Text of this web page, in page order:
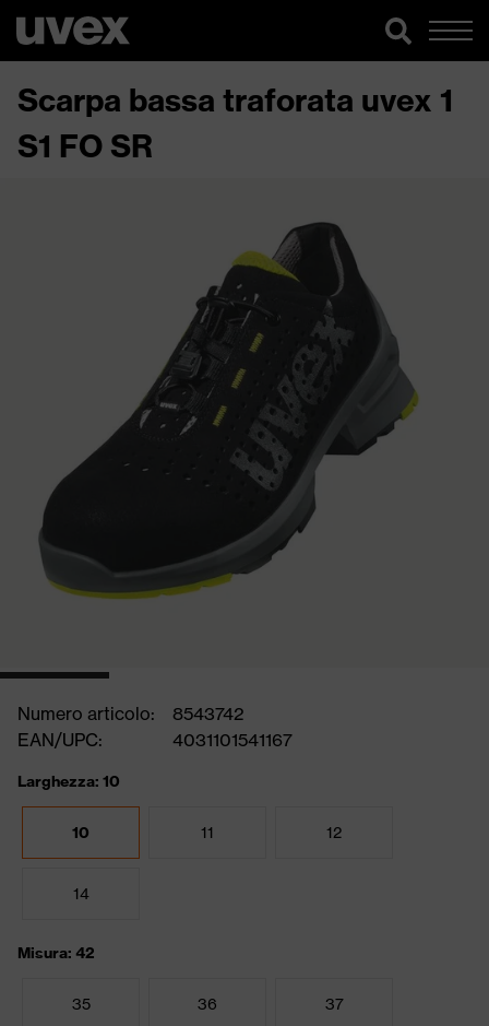
Scarpa bassa traforata uvex 1
S1 FO SR
Numero articolo:
8543742
EAN/UPC:
4031101541167
Larghezza: 10
10 11 12
14
Misura: 42
35 36 37